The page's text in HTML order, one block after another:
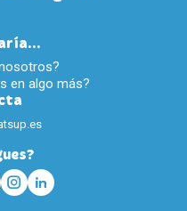
en algo más?